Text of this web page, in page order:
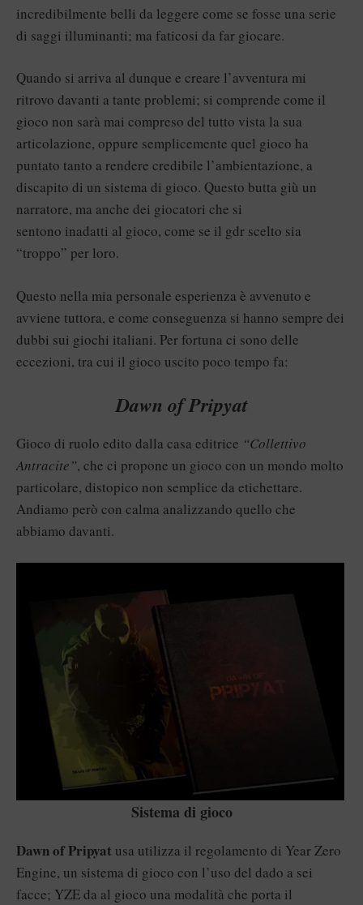
incredibilmente belli da leggere come se fosse una serie
di saggi illuminanti; ma faticosi da far giocare.
Quando si arriva al dunque e creare l’avventura mi
ritrovo davanti a tante problemi; si comprende come il
gioco non sarà mai compreso del tutto vista la sua
articolazione, oppure semplicemente quel gioco ha
puntato tanto a rendere credibile l’ambientazione, a
discapito di un sistema di gioco. Questo butta giù un
narratore, ma anche dei giocatori che si
sentono inadatti al gioco, come se il gdr scelto sia
“troppo” per loro.
Questo nella mia personale esperienza è avvenuto e
avviene tuttora, e come conseguenza si hanno sempre dei
dubbi sui giochi italiani. Per fortuna ci sono delle
eccezioni, tra cui il gioco uscito poco tempo fa:
Dawn of Pripyat
Gioco di ruolo edito dalla casa editrice “Collettivo
Antracite”, che ci propone un gioco con un mondo molto
particolare, distopico non semplice da etichettare.
Andiamo però con calma analizzando quello che
abbiamo davanti.
Sistema di gioco
Dawn of Pripyat usa utilizza il regolamento di Year Zero
Engine, un sistema di gioco con l’uso del dado a sei
facce; YZE da al gioco una modalità che porta il